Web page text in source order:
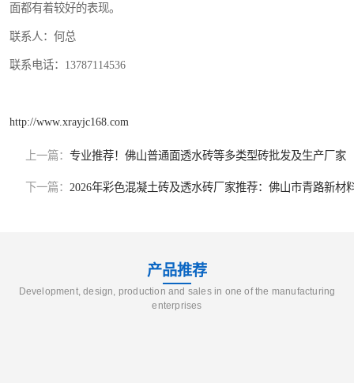
面都有着较好的表现。
联系人：何总
联系电话：13787114536
http://www.xrayjc168.com
上一篇： 专业推荐！佛山普通面透水砖等多类型砖批发及生产厂家
下一篇： 2026年彩色混凝土砖及透水砖厂家推荐：佛山市青路新材
产品推荐
Development, design, production and sales in one of the manufacturing
enterprises